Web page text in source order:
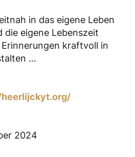
in das eigene Leben
die eigene Lebenszeit
kraftvoll in
…
2024